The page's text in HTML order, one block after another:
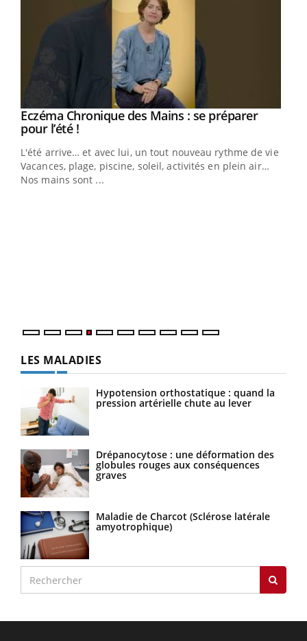
Youtube
Eczéma Chronique des Mains : se préparer
pour l’été !Youtube
L'été arrive… et avec lui, un tout nouveau rythme de vie !
Vacances, plage, piscine, soleil, activités en plein air…
Nos mains sont ...
LES MALADIES
Hypotension orthostatique : quand la
pression artérielle chute au lever
Drépanocytose : une déformation des
globules rouges aux conséquences
graves
Maladie de Charcot (Sclérose latérale
amyotrophique)